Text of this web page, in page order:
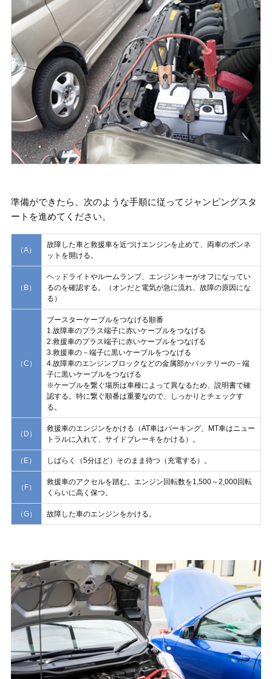
準備ができたら、次のような手順に従ってジャンピングスタ
ートを進めてください。
（A）
故障した車と救援車を近づけエンジンを止めて、両車のボンネ
ットを開ける。
（B）
ヘッドライトやルームランプ、エンジンキーがオフになってい
るのを確認する。（オンだと電気が急に流れ、故障の原因にな
る）
（C）
ブースターケーブルをつなげる順番
1.故障車のプラス端子に赤いケーブルをつなげる
2.救援車のプラス端子に赤いケーブルをつなげる
3.救援車の－端子に黒いケーブルをつなげる
4.故障車のエンジンブロックなどの金属部かバッテリーの－端
子に黒いケーブルをつなげる
※ケーブルを繋ぐ場所は車種によって異なるため、説明書で確
認する。特に繋ぐ順番は重要なので、しっかりとチェックす
る。
（D）
救援車のエンジンをかける（AT車はパーキング、MT車はニュー
トラルに入れて、サイドブレーキをかける）。
（E） しばらく（5分ほど）そのまま待つ（充電する）。
（F）
救援車のアクセルを踏む。エンジン回転数を1,500～2,000回転
くらいに高く保つ。
（G） 故障した車のエンジンをかける。